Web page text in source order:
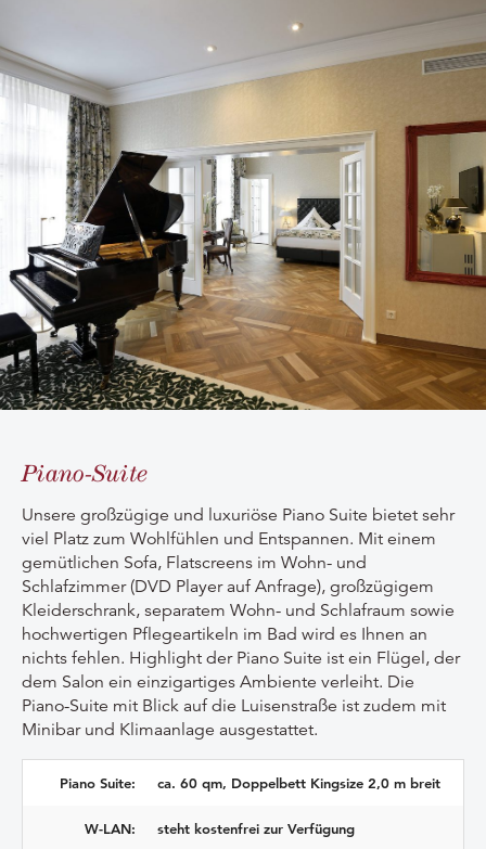
Piano-Suite
Unsere großzügige und luxuriöse Piano Suite bietet sehr
viel Platz zum Wohlfühlen und Entspannen. Mit einem
gemütlichen Sofa, Flatscreens im Wohn- und
Schlafzimmer (DVD Player auf Anfrage), großzügigem
Kleiderschrank, separatem Wohn- und Schlafraum sowie
hochwertigen Pflegeartikeln im Bad wird es Ihnen an
nichts fehlen. Highlight der Piano Suite ist ein Flügel, der
dem Salon ein einzigartiges Ambiente verleiht. Die
Piano-Suite mit Blick auf die Luisenstraße ist zudem mit
Minibar und Klimaanlage ausgestattet.
Piano Suite: ca. 60 qm, Doppelbett Kingsize 2,0 m breit
W-LAN: steht kostenfrei zur Verfügung